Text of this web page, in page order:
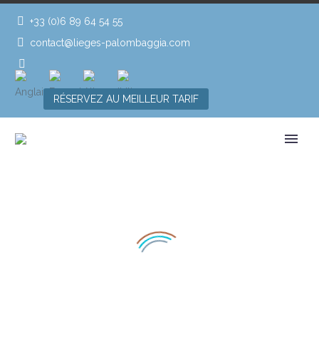
+33 (0)6 89 64 54 55
contact@lieges-palombaggia.com
RÉSERVEZ AU MEILLEUR TARIF